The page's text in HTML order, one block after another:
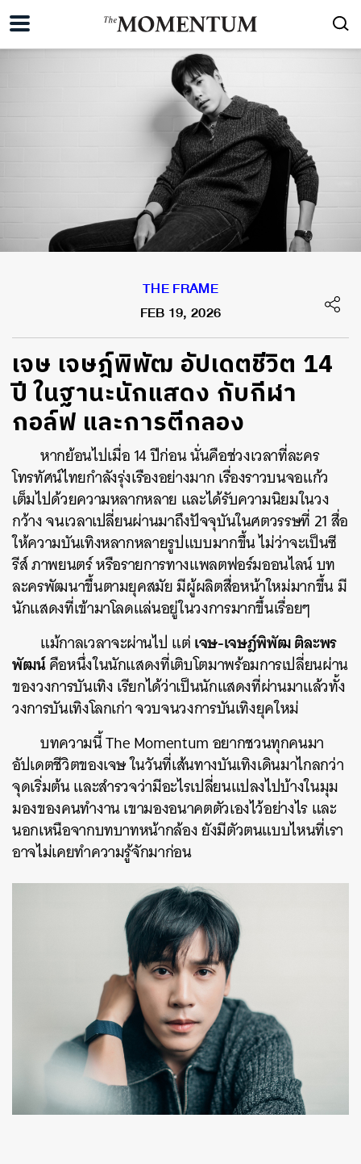
THE FRAME
FEB 19, 2026
เจษ เจษฎ์พิพัฒ อัปเดตชีวิต 14
ปี ในฐานะนักแสดง กับกีฬา
กอล์ฟ และการตีกลอง
หากย้อนไปเมื่อ 14 ปีก่อน นั่นคือช่วงเวลาที่ละคร
โทรทัศน์ไทยกำลังรุ่งเรืองอย่างมาก เรื่องราวบนจอแก้ว
เต็มไปด้วยความหลากหลาย และได้รับความนิยมในวง
กว้าง จนเวลาเปลี่ยนผ่านมาถึงปัจจุบันในศตวรรษที่ 21 สื่อ
ให้ความบันเทิงหลากหลายรูปแบบมากขึ้น ไม่ว่าจะเป็นซี
รีส์ ภาพยนตร์ หรือรายการทางแพลตฟอร์มออนไลน์ บท
ละครพัฒนาขึ้นตามยุคสมัย มีผู้ผลิตสื่อหน้าใหม่มากขึ้น มี
นักแสดงที่เข้ามาโลดแล่นอยู่ในวงการมากขึ้นเรื่อยๆ
แม้กาลเวลาจะผ่านไป แต่เจษ-เจษฎ์พิพัฒ ติละพร
พัฒน์คือหนึ่งในนักแสดงที่เติบโตมาพร้อมการเปลี่ยนผ่าน
ของวงการบันเทิง เรียกได้ว่าเป็นนักแสดงที่ผ่านมาแล้วทั้ง
วงการบันเทิงโลกเก่า จวบจนวงการบันเทิงยุคใหม่
บทความนี้ The Momentum อยากชวนทุกคนมา
อัปเดตชีวิตของเจษ ในวันที่เส้นทางบันเทิงเดินมาไกลกว่า
จุดเริ่มต้น และสำรวจว่ามีอะไรเปลี่ยนแปลงไปบ้างในมุม
มองของคนทำงาน เขามองอนาคตตัวเองไว้อย่างไร และ
นอกเหนือจากบทบาทหน้ากล้อง ยังมีตัวตนแบบไหนที่เรา
อาจไม่เคยทำความรู้จักมาก่อน